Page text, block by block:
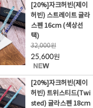
[20%]자크허빈(제이
허빈) 스트레이트 글라
스펜 16cm (색상선
택)
32,000원
25,600원
[20%]자크허빈(제이
허빈) 트위스티드(Twi
sted) 글라스펜 18cm